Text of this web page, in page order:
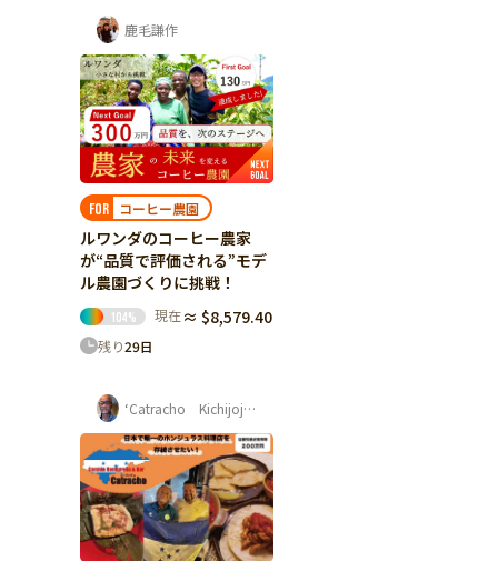
鹿毛謙作
FOR コーヒー農園
ルワンダのコーヒー農家
が“品質で評価される”モデ
ル農園づくりに挑戦！
104% 現在 ≈ $8,579.40
残り29日
‘Catracho Kichijoji‘ 平杉 康孝